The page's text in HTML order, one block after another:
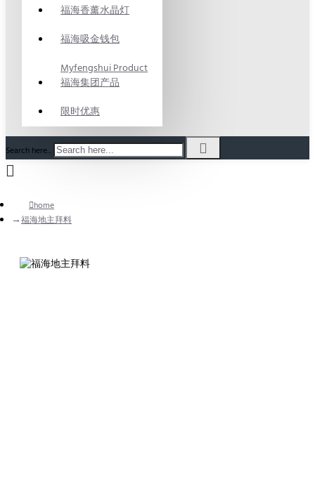
福海香薰水晶灯
福海吸金钱包
Myfengshui Product
福海集团产品
限时优惠
Search here...
home
福海地主拜料